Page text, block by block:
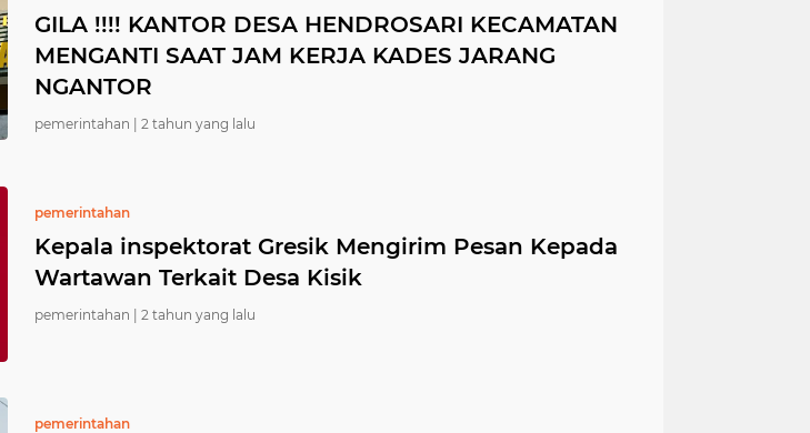
GILA !!!! KANTOR DESA HENDROSARI KECAMATAN
MENGANTI SAAT JAM KERJA KADES JARANG
NGANTOR
pemerintahan | 2 tahun yang lalu
pemerintahan
Kepala inspektorat Gresik Mengirim Pesan Kepada
Wartawan Terkait Desa Kisik
pemerintahan | 2 tahun yang lalu
pemerintahan